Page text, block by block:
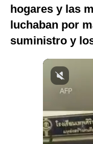
Club del Suscriptor
Mix
G de Gestión
Notas Contratadas
hogares y las
luchaban por
suministro y